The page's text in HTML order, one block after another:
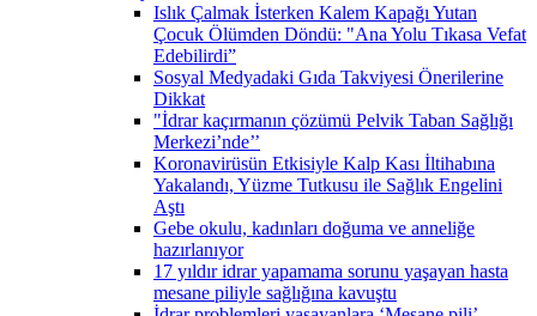
Islık Çalmak İsterken Kalem Kapağı Yutan
Çocuk Ölümden Döndü: "Ana Yolu Tıkasa Vefat
Edebilirdi”
Sosyal Medyadaki Gıda Takviyesi Önerilerine
Dikkat
"İdrar kaçırmanın çözümü Pelvik Taban Sağlığı
Merkezi’nde’’
Koronavirüsün Etkisiyle Kalp Kası İltihabına
Yakalandı, Yüzme Tutkusu ile Sağlık Engelini
Aştı
Gebe okulu, kadınları doğuma ve anneliğe
hazırlanıyor
17 yıldır idrar yapamama sorunu yaşayan hasta
mesane piliyle sağlığına kavuştu